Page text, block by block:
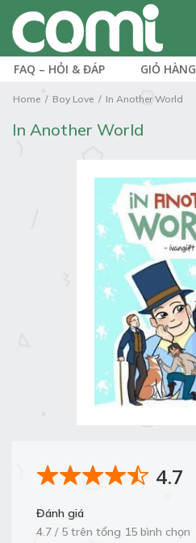
FAQ – HỎI & ĐÁP GIỎ HÀNG
Home Boy Love In Another World
In Another World
4.7
Đánh giá
4.7 / 5 trên tổng 15 bình chọn